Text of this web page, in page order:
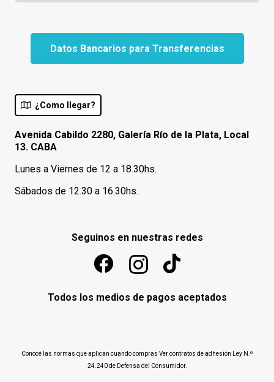
Datos Bancarios para Transferencias
¿Como llegar?
Avenida Cabildo 2280, Galería Río de la Plata, Local
13. CABA
Lunes a Viernes de 12 a 18.30hs.
Sábados de 12.30 a 16.30hs.
Seguinos en nuestras redes
Todos los medios de pagos aceptados
Conocé las normas que aplican cuando compras Ver contratos de adhesión Ley N.º
24.240 de Defensa del Consumidor.